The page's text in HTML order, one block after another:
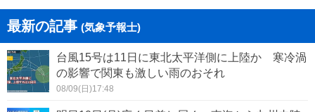
最新の記事 (気象予報士)
台風15号は11日に東北太平洋側に上陸か 寒冷渦
の影響で関東も激しい雨のおそれ
08/09(日)17:48